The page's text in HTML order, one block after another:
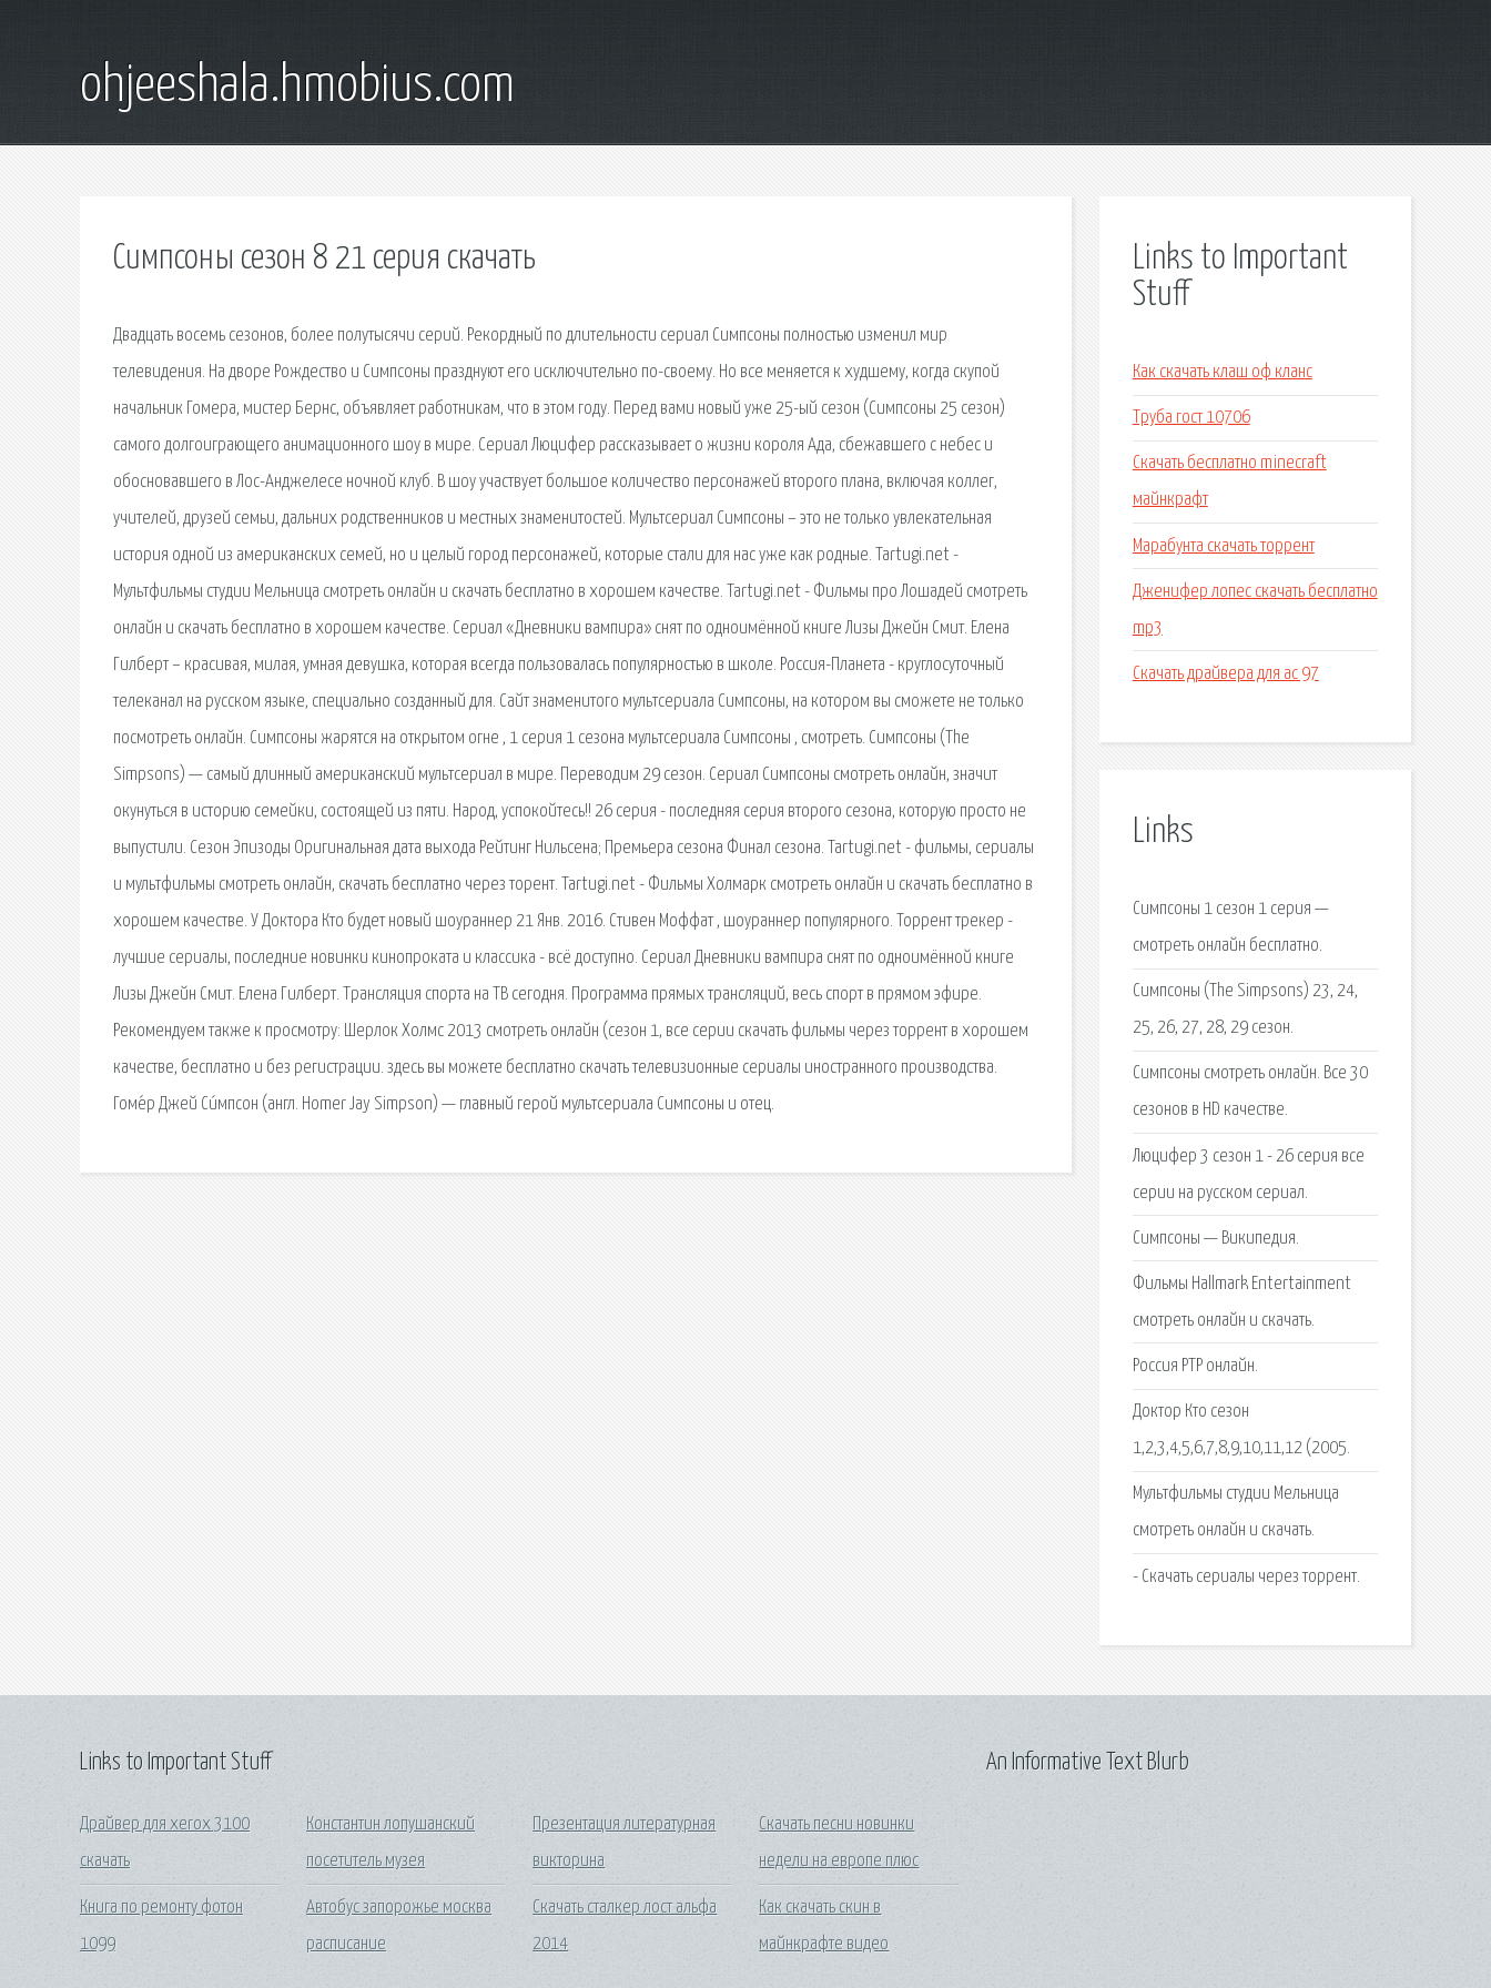
ohjeeshala.hmobius.com
Симпсоны сезон 8 21 серия скачать
Двадцать восемь сезонов, более полутысячи серий. Рекордный по длительности сериал Симпсоны полностью изменил мир
телевидения. На дворе Рождество и Симпсоны празднуют его исключительно по-своему. Но все меняется к худшему, когда скупой
начальник Гомера, мистер Бернс, объявляет работникам, что в этом году. Перед вами новый уже 25-ый сезон (Симпсоны 25 сезон)
самого долгоиграющего анимационного шоу в мире. Сериал Люцифер рассказывает о жизни короля Ада, сбежавшего с небес и
обосновавшего в Лос-Анджелесе ночной клуб. В шоу участвует большое количество персонажей второго плана, включая коллег,
учителей, друзей семьи, дальних родственников и местных знаменитостей. Мультсериал Симпсоны – это не только увлекательная
история одной из американских семей, но и целый город персонажей, которые стали для нас уже как родные. Tartugi.net -
Мультфильмы студии Мельница смотреть онлайн и скачать бесплатно в хорошем качестве. Tartugi.net - Фильмы про Лошадей смотреть
онлайн и скачать бесплатно в хорошем качестве. Сериал «Дневники вампира» снят по одноимённой книге Лизы Джейн Смит. Елена
Гилберт – красивая, милая, умная девушка, которая всегда пользовалась популярностью в школе. Россия-Планета - круглосуточный
телеканал на русском языке, специально созданный для. Сайт знаменитого мультсериала Симпсоны, на котором вы сможете не только
посмотреть онлайн. Симпсоны жарятся на открытом огне , 1 серия 1 сезона мультсериала Симпсоны , смотреть. Симпсоны (The
Simpsons) — самый длинный американский мультсериал в мире. Переводим 29 сезон. Сериал Симпсоны смотреть онлайн, значит
окунуться в историю семейки, состоящей из пяти. Народ, успокойтесь!! 26 серия - последняя серия второго сезона, которую просто не
выпустили. Сезон Эпизоды Оригинальная дата выхода Рейтинг Нильсена; Премьера сезона Финал сезона. Tartugi.net - фильмы, сериалы
и мультфильмы смотреть онлайн, скачать бесплатно через торент. Tartugi.net - Фильмы Холмарк смотреть онлайн и скачать бесплатно в
хорошем качестве. У Доктора Кто будет новый шоураннер 21 Янв. 2016. Стивен Моффат , шоураннер популярного. Торрент трекер -
лучшие cериалы, последние новинки кинопроката и классика - всё доступно. Сериал Дневники вампира снят по одноимённой книге
Лизы Джейн Смит. Елена Гилберт. Трансляция спорта на ТВ сегодня. Программа прямых трансляций, весь спорт в прямом эфире.
Рекомендуем также к просмотру: Шерлок Холмс 2013 смотреть онлайн (сезон 1, все серии скачать фильмы через торрент в хорошем
качестве, бесплатно и без регистрации. здесь вы можете бесплатно скачать телевизионные сериалы иностранного производства.
Гоме́р Джей Си́мпсон (англ. Homer Jay Simpson) — главный герой мультсериала Симпсоны и отец.
Links to Important
Stuff
Как скачать клаш оф кланс
Труба гост 10706
Скачать бесплатно minecraft
майнкрафт
Марабунта скачать торрент
Дженифер лопес скачать бесплатно
mp3
Скачать драйвера для ac 97
Links
Симпсоны 1 сезон 1 серия —
смотреть онлайн бесплатно.
Симпсоны (The Simpsons) 23, 24,
25, 26, 27, 28, 29 сезон.
Симпсоны смотреть онлайн. Все 30
сезонов в HD качестве.
Люцифер 3 сезон 1 - 26 серия все
серии на русском сериал.
Симпсоны — Википедия.
Фильмы Hallmark Entertainment
смотреть онлайн и скачать.
Россия РТР онлайн.
Доктор Кто сезон
1,2,3,4,5,6,7,8,9,10,11,12 (2005.
Мультфильмы студии Мельница
смотреть онлайн и скачать.
- Скачать сериалы через торрент.
Links to Important Stuff
Драйвер для xerox 3100
скачать
Книга по ремонту фотон
1099
Константин лопушанский
посетитель музея
Автобус запорожье москва
расписание
Презентация литературная
викторина
Скачать сталкер лост альфа
2014
Скачать песни новинки
недели на европе плюс
Как скачать скин в
майнкрафте видео
An Informative Text Blurb